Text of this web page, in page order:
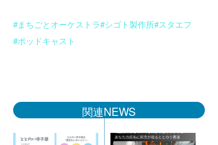
#まちごとオーケストラ#シゴト製作所#スタエフ
#ポッドキャスト
関連NEWS